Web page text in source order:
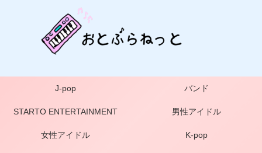
J-pop バンド
STARTO ENTERTAINMENT 男性アイドル
女性アイドル K-pop